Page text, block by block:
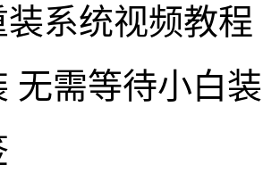
系统视频教程
无需等待小白